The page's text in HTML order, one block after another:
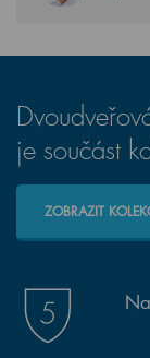
je součást
ZOBRAZIT